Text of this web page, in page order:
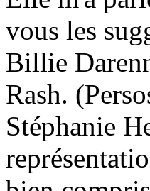
vous les
Billie
Rash.
Stéphanie